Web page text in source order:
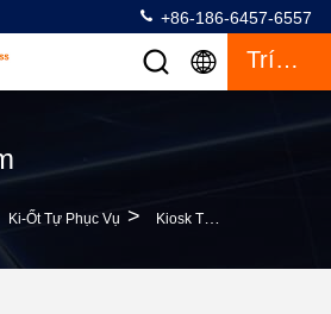
+86-186-6457-6557
Trích Dẫn
Ki-Ốt Tự Phục Vụ > Kiosk Tự Phục Vụ Trong Nhà Bảng Hiệu Kỹ Thuật Số Thường Trực Miễn Phí Độ Phân Giải 1280 × 1024